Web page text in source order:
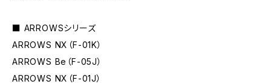
■ ARROWSシリーズ
ARROWS NX（F-01K）
ARROWS Be（F-05J）
ARROWS NX（F-01J）